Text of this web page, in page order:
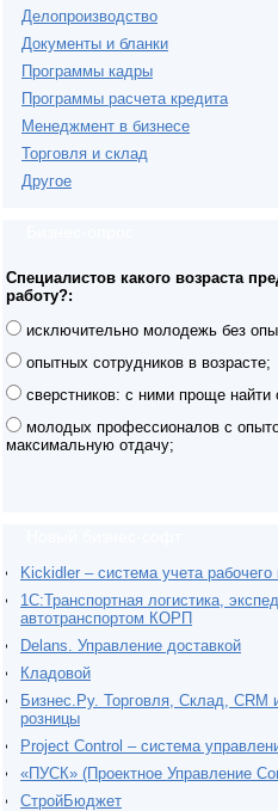
Делопроизводство
Документы и бланки
Программы кадры
Программы расчета кредита
Менеджмент в бизнесе
Торговля и склад
Другое
Специалистов какого возраста
работу?:
исключительно молодежь без
опытных сотрудников в возрасте;
сверстников: с ними проще найти
молодых профессионалов с
максимальную отдачу;
Kickidler – система учета
1С:Транспортная логистика,
автотранспортом КОРП
Delans. Управление доставкой
Кладовой
Бизнес.Ру. Торговля, Склад,
розницы
Project Сontrol – система
«ПУСК» (Проектное Управление
СтройБюджет